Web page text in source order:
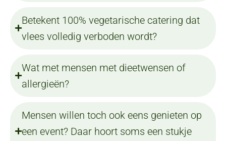
Betekent 100% vegetarische catering dat
vlees volledig verboden wordt?
Wat met mensen met dieetwensen of
allergieën?
Mensen willen toch ook eens genieten op
een event? Daar hoort soms een stukje